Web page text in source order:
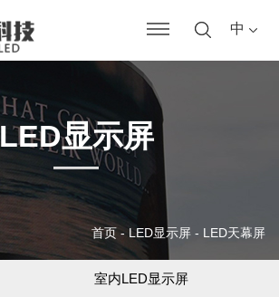
中
LED显示屏
首页 - LED显示屏 - LED天幕屏
室内LED显示屏